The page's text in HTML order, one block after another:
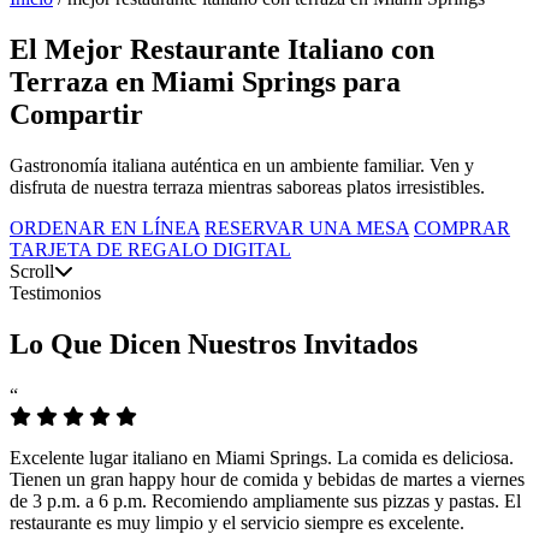
El Mejor Restaurante Italiano con
Terraza en Miami Springs para
Compartir
Gastronomía italiana auténtica en un ambiente familiar. Ven y
disfruta de nuestra terraza mientras saboreas platos irresistibles.
ORDENAR EN LÍNEA RESERVAR UNA MESA COMPRAR
TARJETA DE REGALO DIGITAL
Scroll
Testimonios
Lo Que Dicen Nuestros Invitados
“
Excelente lugar italiano en Miami Springs. La comida es deliciosa.
Tienen un gran happy hour de comida y bebidas de martes a viernes
de 3 p.m. a 6 p.m. Recomiendo ampliamente sus pizzas y pastas. El
restaurante es muy limpio y el servicio siempre es excelente.